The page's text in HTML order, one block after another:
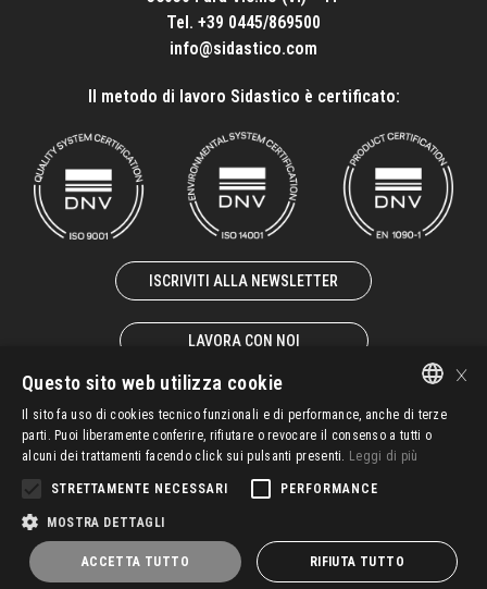
Tel. +39 0445/869500
info@sidastico.com
Il metodo di lavoro Sidastico è certificato:
ISCRIVITI ALLA NEWSLETTER
LAVORA CON NOI
© 2025 – SIDASTICO SPA UNIPERSONALE – P. IVA 02931940247
ITALIAN
DE-DE
×
Questo sito web utilizza cookie
Il sito fa uso di cookies tecnico funzionali e di performance, anche di terze
parti. Puoi liberamente conferire, rifiutare o revocare il consenso a tutti o
alcuni dei trattamenti facendo click sui pulsanti presenti. Leggi di più
STRETTAMENTE NECESSARI PERFORMANCE
MOSTRA DETTAGLI
ACCETTA TUTTO RIFIUTA TUTTO